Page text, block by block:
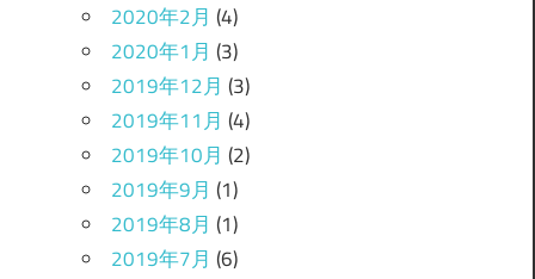
2020年2月 (4)
2020年1月 (3)
2019年12月 (3)
2019年11月 (4)
2019年10月 (2)
2019年9月 (1)
2019年8月 (1)
2019年7月 (6)